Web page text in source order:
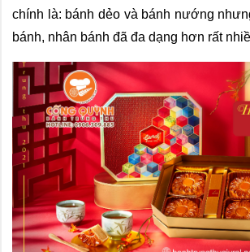
chính là: bánh dẻo và bánh nướng
bánh, nhân bánh đã đa dạng hơn rất